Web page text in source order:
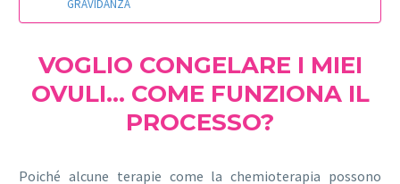
GRAVIDANZA
VOGLIO CONGELARE I MIEI
OVULI… COME FUNZIONA IL
PROCESSO?
Poiché alcune terapie come la chemioterapia possono